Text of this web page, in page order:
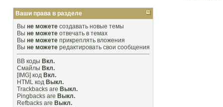
Ваши права в разделе
Вы не можете создавать новые темы
Вы не можете отвечать в темах
Вы не можете прикреплять вложения
Вы не можете редактировать свои сообщения
BB коды Вкл.
Смайлы Вкл.
[IMG] код Вкл.
HTML код Выкл.
Trackbacks are Выкл.
Pingbacks are Выкл.
Refbacks are Выкл.